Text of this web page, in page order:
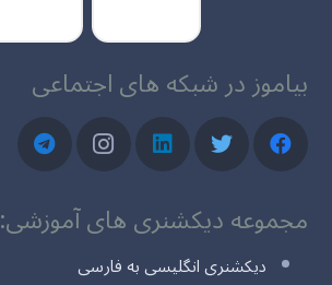
بیاموز در شبکه های اجتماعی
مجموعه دیکشنری های آموزشی:
دیکشنری انگلیسی به فارسی